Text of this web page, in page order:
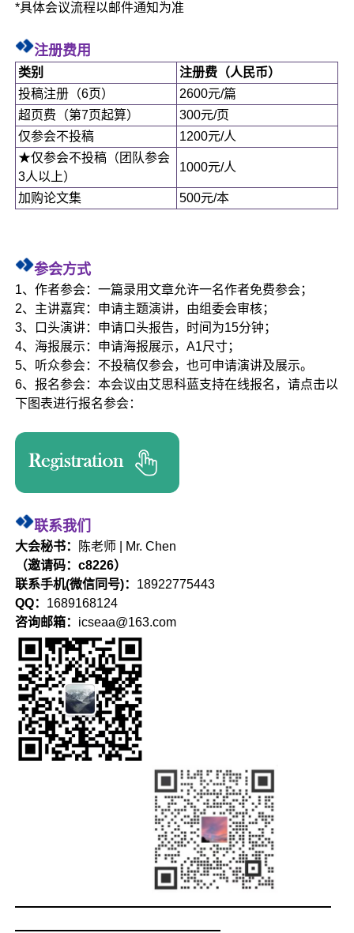
*具体会议流程以邮件通知为准
注册费用
类别
注册费（人民币）
投稿注册（6页）
2600元/篇
超页费（第7页起算）
300元/页
仅参会不投稿
1200元/人
★仅参会不投稿（团队参会
3人以上）
1000元/人
加购论文集 500元/本
参会方式
1、作者参会：一篇录用文章允许一名作者免费参会；
2、主讲嘉宾：申请主题演讲，由组委会审核；
3、口头演讲：申请口头报告，时间为15分钟；
4、海报展示：申请海报展示，A1尺寸；
5、听众参会：不投稿仅参会，也可申请演讲及展示。
6、报名参会：本会议由艾思科蓝支持在线报名，请点击以
下图表进行报名参会：
联系我们
大会秘书：
陈老师 | Mr. Chen
（邀请码：c8226）
联系手机(微信同号)： 18922775443
QQ： 1689168124
咨询邮箱： icseaa@163.com
————————————————————
—————————————